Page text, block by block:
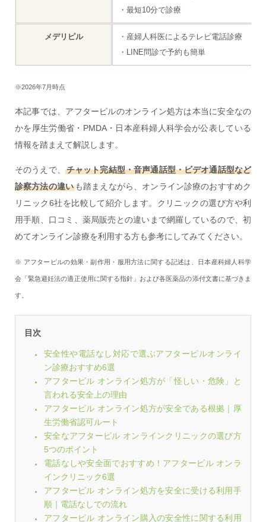
・最短10分で診療
メデリピル
・産婦人科医によるテレビ電話診療
・LINE問診で予約も簡単
※2026年7月時点
本記事では、アフターピルのオンライン処方は本当に安全なの
かを厚生労働省・PMDA・日本産科婦人科学会が公表している
情報を踏まえて解説します。
そのうえで、
チャット完結型・音声通話型・ビデオ通話型など
診察方法の違い も踏まえながら、オンライン診療のおすすめク
リニック6社を比較して紹介します。クリニックの選び方や利
用手順、口コミ、薬局販売との違いまで網羅しているので、初
めてオンライン診療を利用する方も参考にしてみてください。
※ アフターピルの効果・副作用・服用方法に関する記述は、日本産科婦人科学
会「緊急避妊法の適正使用に関する指針」および各医薬品の添付文書に基づきま
す。
目次
安全性や電話なし対応で選ぶアフターピルオンライ
ン診療おすすめ6選
アフターピル オンライン処方が「怪しい・危険」と
言われる安全上の理由
アフターピル オンライン処方が安全である根拠｜厚
生労働省認可ルート
安全なアフターピル オンラインクリニックの選び方
5つのポイント
電話なしや安全面でおすすめ！アフターピル オンラ
インクリニック6選
アフターピル オンライン処方を安全に受ける利用手
順｜電話なしでの流れ
アフターピル オンライン購入の安全性に関する利用